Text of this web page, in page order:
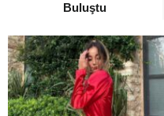
Buluştu